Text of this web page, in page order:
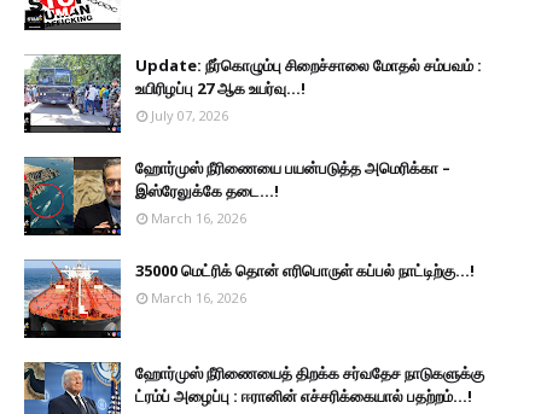
Update: நீர்கொழும்பு சிறைச்சாலை மோதல் சம்பவம் :
உயிரிழப்பு 27 ஆக உயர்வு...!
July 07, 2026
ஹோர்முஸ் நீரிணையை பயன்படுத்த அமெரிக்கா –
இஸ்ரேலுக்கே தடை...!
March 16, 2026
35000 மெட்ரிக் தொன் எரிபொருள் கப்பல் நாட்டிற்கு...!
March 16, 2026
ஹோர்முஸ் நீரிணையைத் திறக்க சர்வதேச நாடுகளுக்கு
ட்ரம்ப் அழைப்பு : ஈரானின் எச்சரிக்கையால் பதற்றம்...!